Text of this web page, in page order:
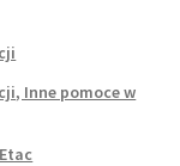
Inne pomoce w